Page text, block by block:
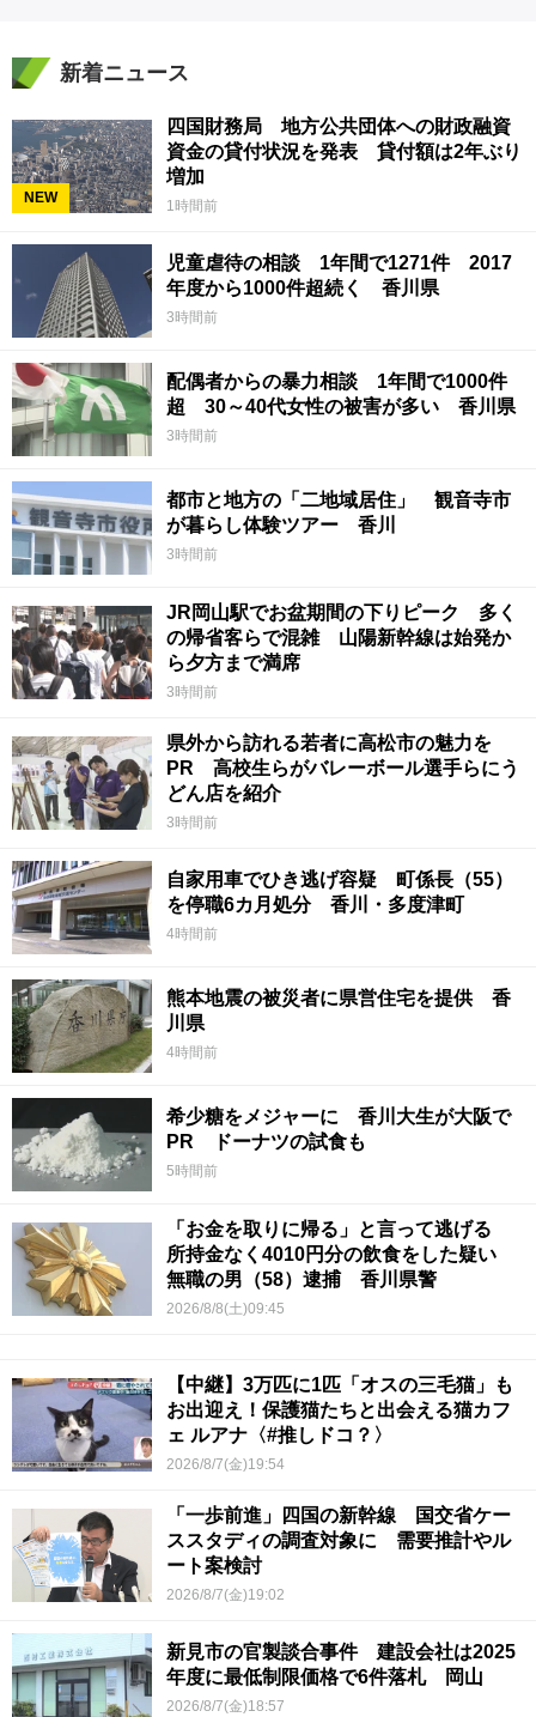
新着ニュース
NEW
四国財務局 地方公共団体への財政融資
資金の貸付状況を発表 貸付額は2年ぶり
増加
1時間前
児童虐待の相談 1年間で1271件 2017
年度から1000件超続く 香川県
3時間前
配偶者からの暴力相談 1年間で1000件
超 30～40代女性の被害が多い 香川県
3時間前
都市と地方の「二地域居住」 観音寺市
が暮らし体験ツアー 香川
3時間前
JR岡山駅でお盆期間の下りピーク 多く
の帰省客らで混雑 山陽新幹線は始発か
ら夕方まで満席
3時間前
県外から訪れる若者に高松市の魅力を
PR 高校生らがバレーボール選手らにう
どん店を紹介
3時間前
自家用車でひき逃げ容疑 町係長（55）
を停職6カ月処分 香川・多度津町
4時間前
熊本地震の被災者に県営住宅を提供 香
川県
4時間前
希少糖をメジャーに 香川大生が大阪で
PR ドーナツの試食も
5時間前
「お金を取りに帰る」と言って逃げる
所持金なく4010円分の飲食をした疑い
無職の男（58）逮捕 香川県警
2026/8/8(土)09:45
【中継】3万匹に1匹「オスの三毛猫」も
お出迎え！保護猫たちと出会える猫カフ
ェ ルアナ〈#推しドコ？〉
2026/8/7(金)19:54
「一歩前進」四国の新幹線 国交省ケー
ススタディの調査対象に 需要推計やル
ート案検討
2026/8/7(金)19:02
新見市の官製談合事件 建設会社は2025
年度に最低制限価格で6件落札 岡山
2026/8/7(金)18:57